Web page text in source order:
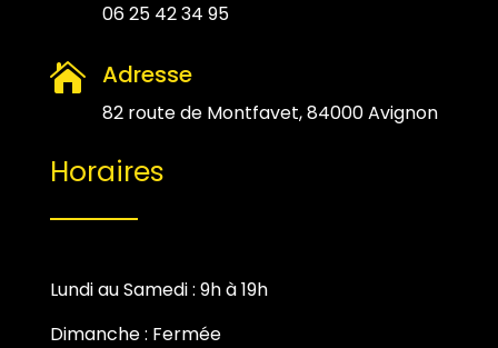
06 25 42 34 95
 Adresse
82 route de Montfavet, 84000 Avignon
Horaires
Lundi au Samedi : 9h à 19h
Dimanche : Fermée